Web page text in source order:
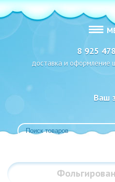
8 925
доставка и оформление
Ваш